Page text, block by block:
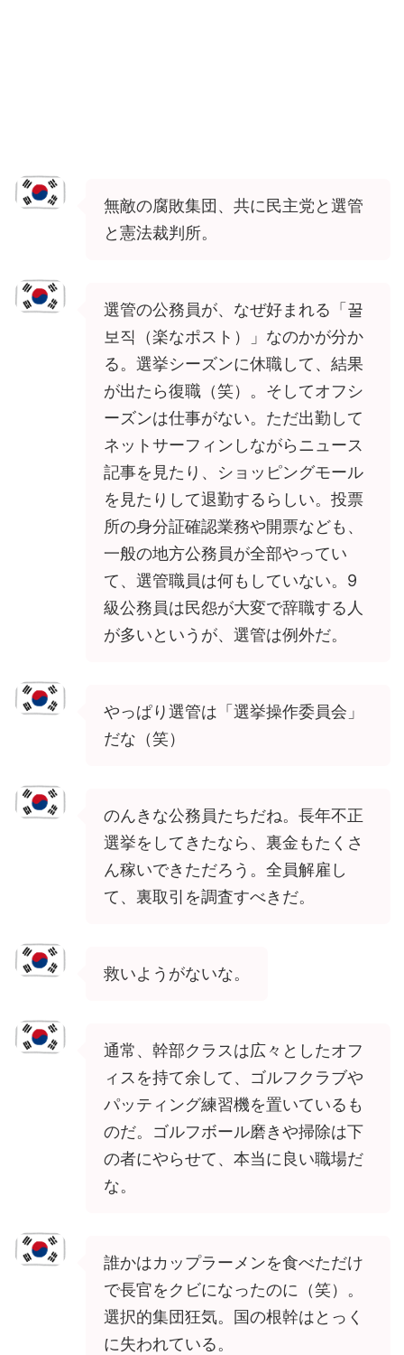
無敵の腐敗集団、共に民主党と選管
と憲法裁判所。
選管の公務員が、なぜ好まれる「꿀
보직（楽なポスト）」なのかが分か
る。選挙シーズンに休職して、結果
が出たら復職（笑）。そしてオフシ
ーズンは仕事がない。ただ出勤して
ネットサーフィンしながらニュース
記事を見たり、ショッピングモール
を見たりして退勤するらしい。投票
所の身分証確認業務や開票なども、
一般の地方公務員が全部やってい
て、選管職員は何もしていない。9
級公務員は民怨が大変で辞職する人
が多いというが、選管は例外だ。
やっぱり選管は「選挙操作委員会」
だな（笑）
のんきな公務員たちだね。長年不正
選挙をしてきたなら、裏金もたくさ
ん稼いできただろう。全員解雇し
て、裏取引を調査すべきだ。
救いようがないな。
通常、幹部クラスは広々としたオフ
ィスを持て余して、ゴルフクラブや
パッティング練習機を置いているも
のだ。ゴルフボール磨きや掃除は下
の者にやらせて、本当に良い職場だ
な。
誰かはカップラーメンを食べただけ
で長官をクビになったのに（笑）。
選択的集団狂気。国の根幹はとっく
に失われている。